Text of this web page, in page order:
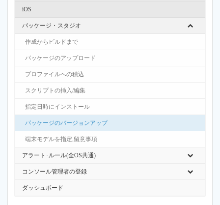
iOS
パッケージ・スタジオ
作成からビルドまで
パッケージのアップロード
プロファイルへの積込
スクリプトの挿入/編集
指定日時にインストール
パッケージのバージョンアップ
端末モデルを指定,留意事項
アラート･ルール(全OS共通)
コンソール管理者の登録
ダッシュボード